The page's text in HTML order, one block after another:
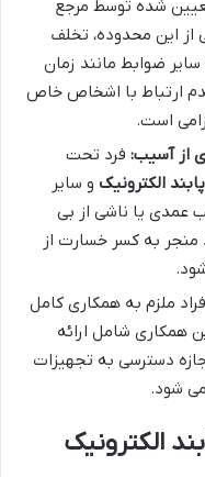
شده توسط مرجع
این محدوده، تخلف
ضوابط مانند زمان
ارتباط با اشخاص خاص
است.
از آسیب: فرد تحت
پابند الکترونیک و سایر
عمدی یا ناشی از بی
منجر به کسر خسارت از
ملزم به همکاری کامل
همکاری شامل ارائه
دسترسی به تجهیزات
شود.
الکترونیک